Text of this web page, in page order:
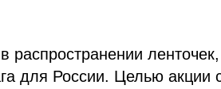
распространении
для России. Целью акции